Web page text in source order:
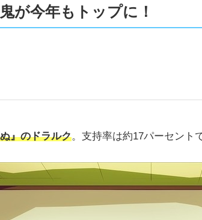
が今年もトップに！
』のドラルク。支持率は約17パーセント